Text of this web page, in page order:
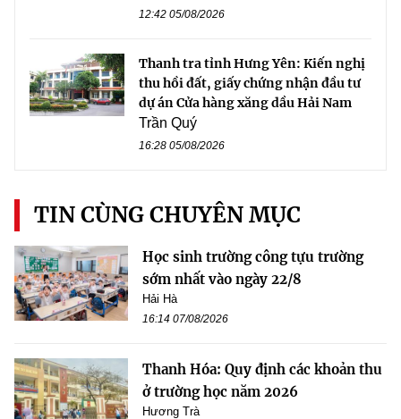
12:42 05/08/2026
Thanh tra tỉnh Hưng Yên: Kiến nghị
thu hồi đất, giấy chứng nhận đầu tư
dự án Cửa hàng xăng dầu Hải Nam
Trần Quý
16:28 05/08/2026
TIN CÙNG CHUYÊN MỤC
Học sinh trường công tựu trường
sớm nhất vào ngày 22/8
Hải Hà
16:14 07/08/2026
Thanh Hóa: Quy định các khoản thu
ở trường học năm 2026
Hương Trà